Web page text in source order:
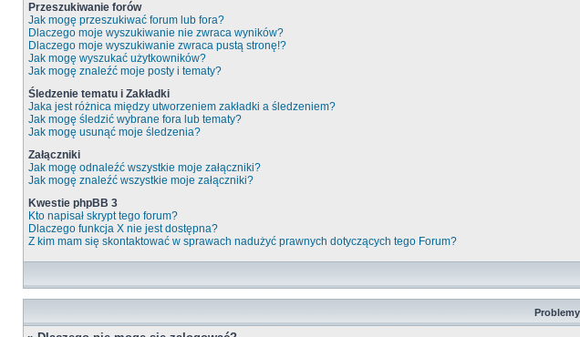
Przeszukiwanie forów
Jak mogę przeszukiwać forum lub fora?
Dlaczego moje wyszukiwanie nie zwraca wyników?
Dlaczego moje wyszukiwanie zwraca pustą stronę!?
Jak mogę wyszukać użytkowników?
Jak mogę znaleźć moje posty i tematy?
Śledzenie tematu i Zakładki
Jaka jest różnica między utworzeniem zakładki a śledzeniem?
Jak mogę śledzić wybrane fora lub tematy?
Jak mogę usunąć moje śledzenia?
Załączniki
Jak mogę odnaleźć wszystkie moje załączniki?
Jak mogę znaleźć wszystkie moje załączniki?
Kwestie phpBB 3
Kto napisał skrypt tego forum?
Dlaczego funkcja X nie jest dostępna?
Z kim mam się skontaktować w sprawach nadużyć prawnych dotyczących tego Forum?